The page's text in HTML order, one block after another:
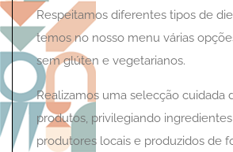
Respeitamos diferentes tipos de
temos no nosso menu várias
sem glúten e vegetarianos.
​Realizamos uma selecção cuidada
produtos, privilegiando
produtores locais e produzidos de